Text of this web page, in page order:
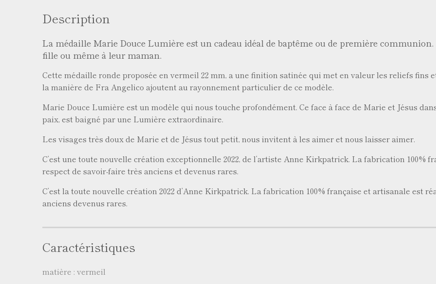
Description
La médaille Marie Douce Lumière est un cadeau idéal de baptême ou de première
fille ou même à leur maman.
Cette médaille ronde proposée en vermeil 22 mm, a une finition satinée qui met en valeur les reliefs fins
la manière de Fra Angelico ajoutent au rayonnement particulier de ce modèle.
Marie Douce Lumière est un modèle qui nous touche profondément. Ce face à face de Marie et Jésus
paix, est baigné par une Lumière extraordinaire.
Les visages très doux de Marie et de Jésus tout petit, nous invitent à les aimer et nous laisser aimer.
C’est une toute nouvelle création exceptionnelle 2022, de l’artiste Anne Kirkpatrick. La fabrication 100%
respect de savoir-faire très anciens et devenus rares.
C’est la toute nouvelle création 2022 d’Anne Kirkpatrick. La fabrication 100% française et artisanale est
anciens devenus rares.
Caractéristiques
matière : vermeil